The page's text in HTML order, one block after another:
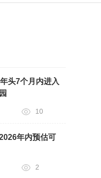
头7个月内进入
10
年内预估可
2